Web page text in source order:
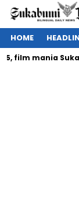
HOME
mania Sukabumi